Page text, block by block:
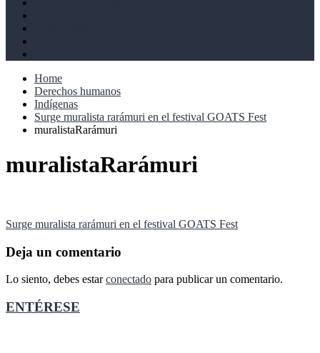
Home
Derechos humanos
Indígenas
Surge muralista rarámuri en el festival GOATS Fest
muralistaRarámuri
muralistaRarámuri
Navegación
de
entradas
Surge muralista rarámuri en el festival GOATS Fest
Deja un comentario
Lo siento, debes estarconectado para publicar un comentario.
ENTÉRESE